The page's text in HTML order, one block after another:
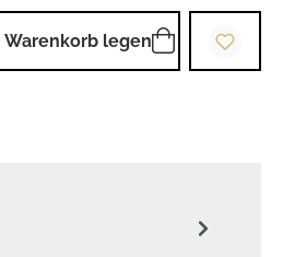
Gib den gewünschten
Warenkorb legen